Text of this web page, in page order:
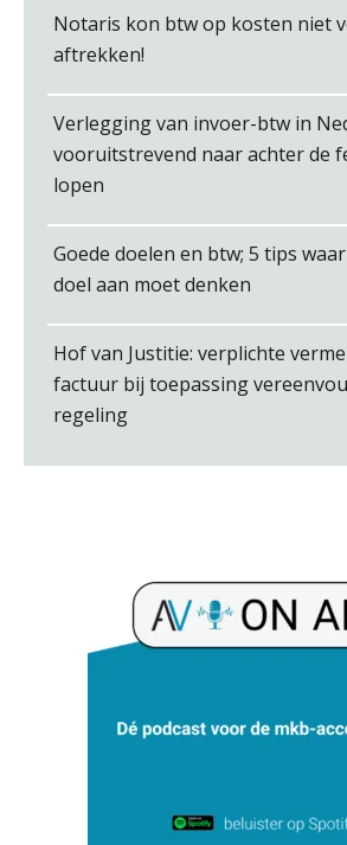
Bob van
Pieter Kok
Léon de Jager
Notaris kon btw op kosten niet
aftrekken!
Verlegging van invoer-btw in
vooruitstrevend naar achter de
lopen
Goede doelen en btw; 5 tips
doel aan moet denken
Hof van Justitie: verplichte
factuur bij toepassing
regeling